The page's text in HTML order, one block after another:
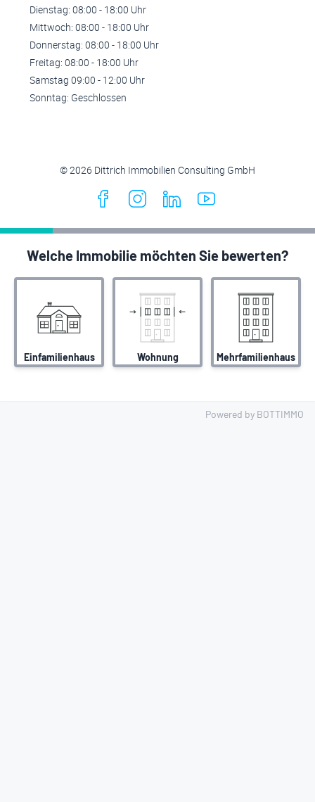
Dienstag: 08:00 - 18:00 Uhr
Mittwoch: 08:00 - 18:00 Uhr
Donnerstag: 08:00 - 18:00 Uhr
Freitag: 08:00 - 18:00 Uhr
Samstag 09:00 - 12:00 Uhr
Sonntag: Geschlossen
© 2026 Dittrich Immobilien Consulting GmbH